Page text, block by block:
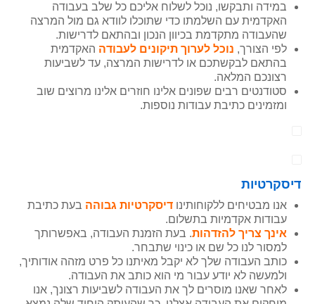
במידה ותבקשו, נוכל לשלוח אליכם כל שלב בעבודה
האקדמית עם השלמתו כדי שתוכלו לוודא גם מול המרצה
שהעבודה מתקדמת בכיוון הנכון ובהתאם לדרישות.
לפי הצורך, נוכל לערוך תיקונים לעבודה האקדמית
בהתאם לבקשתכם או לדרישות המרצה, עד לשביעות
רצונכם המלאה.
סטודנטים רבים שפונים אלינו חוזרים אלינו מרוצים שוב
ומזמינים כתיבת עבודות נוספות.
דיסקרטיות
אנו מבטיחים ללקוחותינו דיסקרטיות גבוהה בעת כתיבת
עבודות אקדמיות בתשלום.
אינך צריך להזדהות. בעת הזמנת העבודה, באפשרותך
למסור לנו כל שם או כינוי שתבחר.
כותב העבודה שלך לא יקבל מאיתנו כל פרט מזהה אודותיך,
ולמעשה לא יודע עבור מי הוא כותב את העבודה.
לאחר שאנו מוסרים לך את העבודה לשביעות רצונך, אנו